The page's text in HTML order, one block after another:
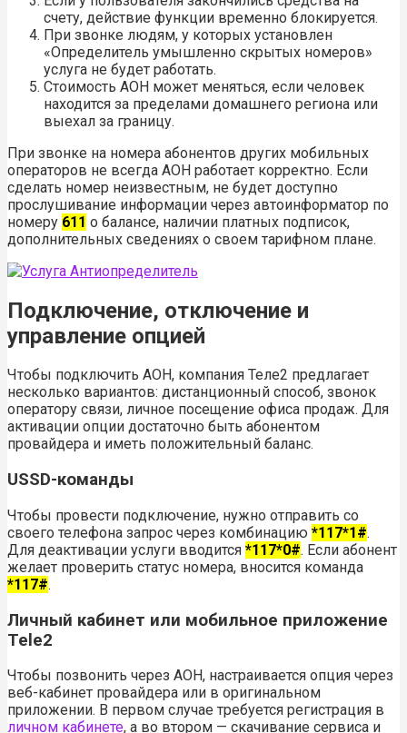
счету, действие функции временно блокируется.
При звонке людям, у которых установлен
«Определитель умышленно скрытых номеров»
услуга не будет работать.
Стоимость АОН может меняться, если человек
находится за пределами домашнего региона или
выехал за границу.
При звонке на номера абонентов других мобильных
операторов не всегда АОН работает корректно. Если
сделать номер неизвестным, не будет доступно
прослушивание информации через автоинформатор по
номеру 611 о балансе, наличии платных подписок,
дополнительных сведениях о своем тарифном плане.
Подключение, отключение и
управление опцией
Чтобы подключить АОН, компания Теле2 предлагает
несколько вариантов: дистанционный способ, звонок
оператору связи, личное посещение офиса продаж. Для
активации опции достаточно быть абонентом
провайдера и иметь положительный баланс.
USSD-команды
Чтобы провести подключение, нужно отправить со
своего телефона запрос через комбинацию *117*1#.
Для деактивации услуги вводится *117*0#. Если абонент
желает проверить статус номера, вносится команда
*117#.
Личный кабинет или мобильное приложение
Tele2
Чтобы позвонить через АОН, настраивается опция через
веб-кабинет провайдера или в оригинальном
приложении. В первом случае требуется регистрация в
личном кабинете, а во втором — скачивание сервиса и